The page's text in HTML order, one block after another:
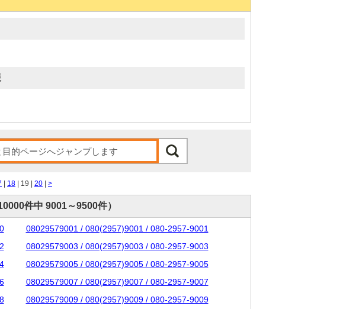
18 | 19 | 20 >
件中 9001～9500件）
08029579001 / 080(2957)9001 / 080-2957-9001
08029579003 / 080(2957)9003 / 080-2957-9003
08029579005 / 080(2957)9005 / 080-2957-9005
08029579007 / 080(2957)9007 / 080-2957-9007
08029579009 / 080(2957)9009 / 080-2957-9009